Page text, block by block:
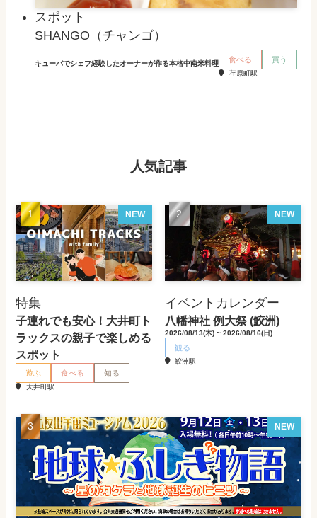
スポット
SHANGO（チャンゴ）
キューバでシェフ経験したオーナーが作る本格中南米料理 食べる 買う
荏原町駅
人気記事
NEW
特集
子連れでも安心！大井町ト
ラックスの親子で楽しめる
スポット
遊ぶ 食べる 知る
大井町駅
NEW
イベントカレンダー
八幡神社 例大祭 (鮫洲)
2026/08/13(木) ~ 2026/08/16(日)
観る
鮫洲駅
NEW